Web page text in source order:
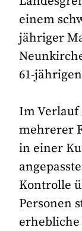
einem
jähriger
61-
Im Verlauf
mehrerer
in einer
Kontrolle
Personen
erhebliche